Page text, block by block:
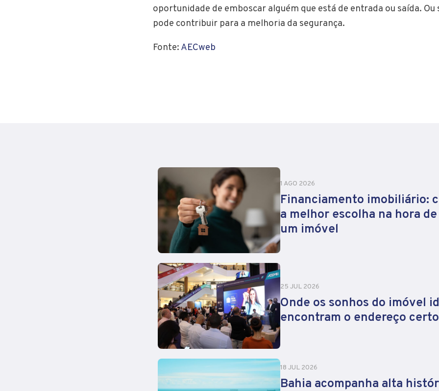
oportunidade de emboscar alguém que está de entrada ou saída.
pode contribuir para a melhoria da segurança.
Fonte: AECweb
1 AGO 2026
Financiamento imobiliário:
a melhor escolha na hora
um imóvel
25 JUL 2026
Onde os sonhos do imóvel
encontram o endereço certo
18 JUL 2026
Bahia acompanha alta